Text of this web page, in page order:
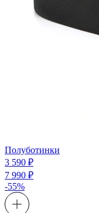
Полуботинки
3 590 ₽
7 990 ₽
-55%